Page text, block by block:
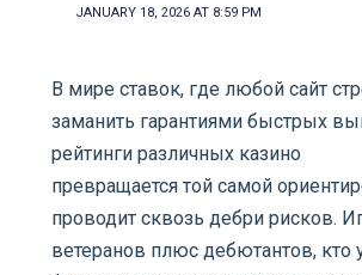
JANUARY 18, 2026 AT 8:59 PM
В мире ставок, где любой сайт
заманить гарантиями быстрых
рейтинги различных казино
превращается той самой
проводит сквозь дебри рисков.
ветеранов плюс дебютантов, кто